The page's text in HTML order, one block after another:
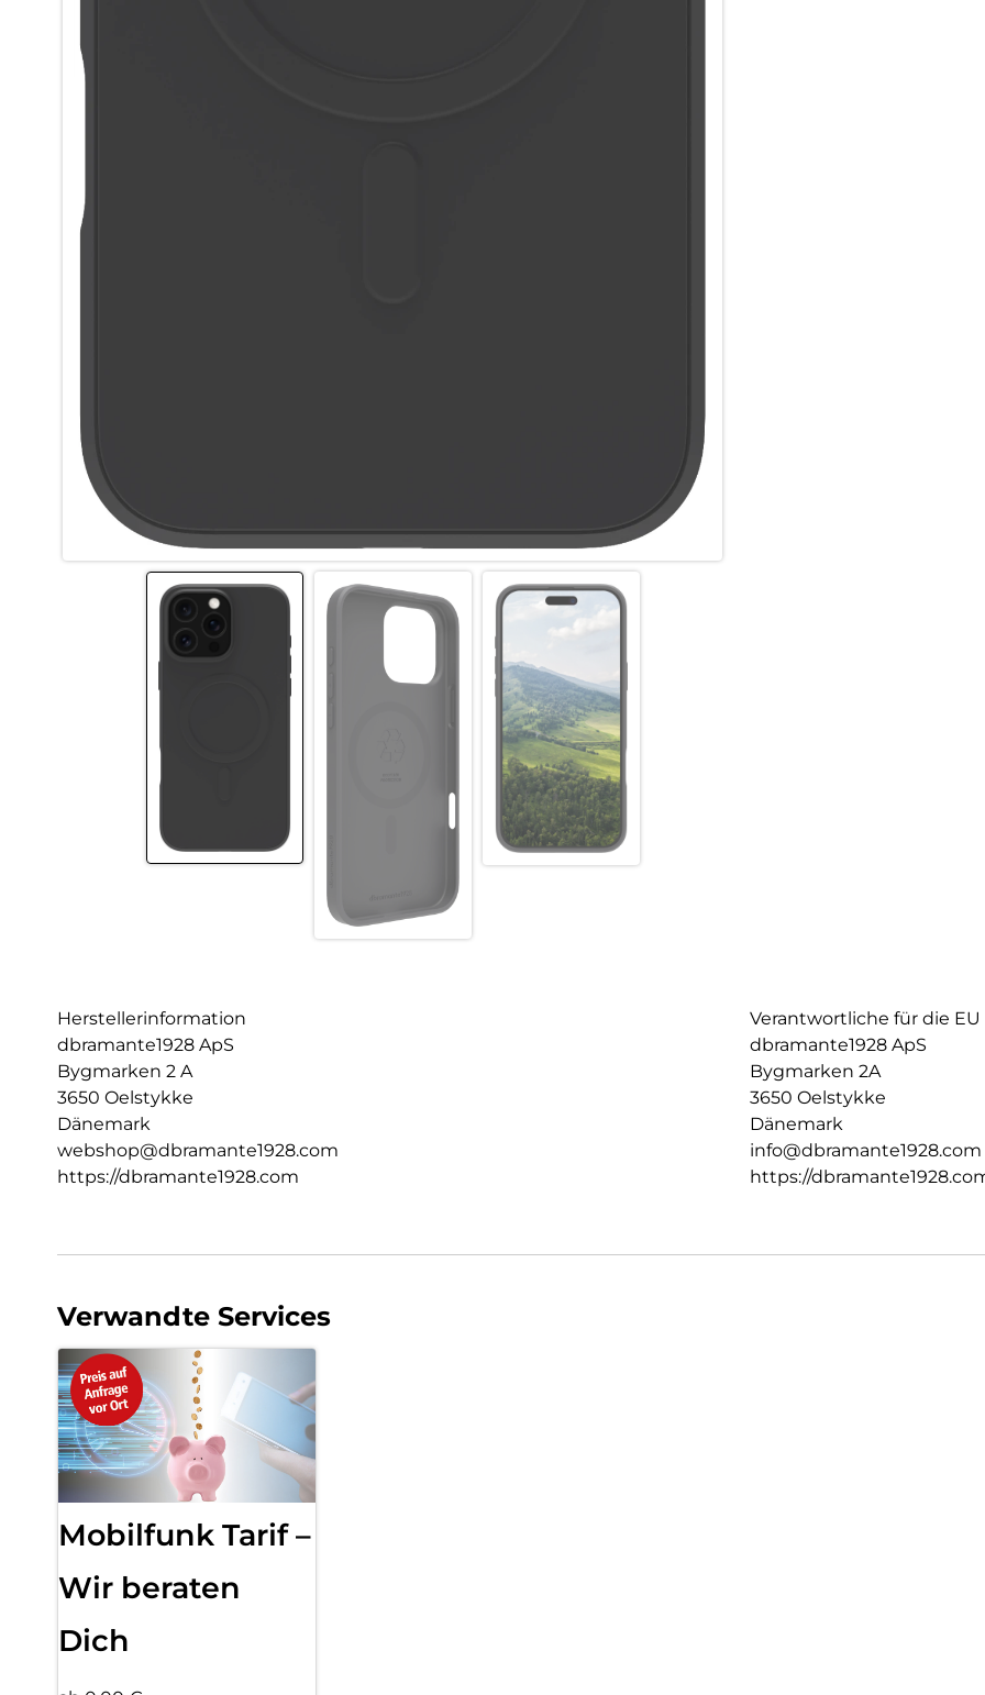
Herstellerinformation
dbramante1928 ApS
Bygmarken 2 A
3650 Oelstykke
Dänemark
webshop@dbramante1928.com
https://dbramante1928.com
Verantwortliche für die EU
dbramante1928 ApS
Bygmarken 2A
3650 Oelstykke
Dänemark
info@dbramante1928.com
https://
Verwandte Services
Mobilfunk Tarif –
Wir beraten
Dich